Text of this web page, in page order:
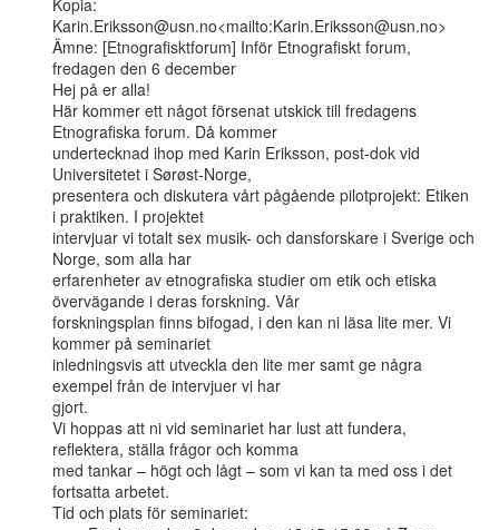
Kopia:
Karin.Eriksson@usn.no<mailto:Karin.Eriksson@usn.no>
Ämne: [Etnografisktforum] Inför Etnografiskt forum,
fredagen den 6 december
Hej på er alla!
Här kommer ett något försenat utskick till fredagens
Etnografiska forum. Då kommer
undertecknad ihop med Karin Eriksson, post-dok vid
Universitetet i Sørøst-Norge,
presentera och diskutera vårt pågående pilotprojekt: Etiken
i praktiken. I projektet
intervjuar vi totalt sex musik- och dansforskare i Sverige och
Norge, som alla har
erfarenheter av etnografiska studier om etik och etiska
övervägande i deras forskning. Vår
forskningsplan finns bifogad, i den kan ni läsa lite mer. Vi
kommer på seminariet
inledningsvis att utveckla den lite mer samt ge några
exempel från de intervjuer vi har
gjort.
Vi hoppas att ni vid seminariet har lust att fundera,
reflektera, ställa frågor och komma
med tankar – högt och lågt – som vi kan ta med oss i det
fortsatta arbetet.
Tid och plats för seminariet: